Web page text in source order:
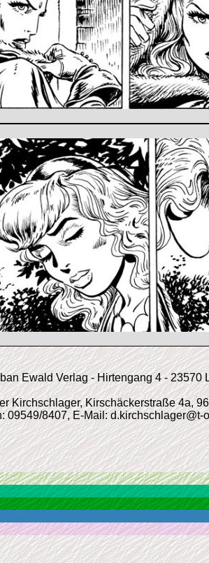
Ewald Verlag - Hirtengang 4 - 23570
Kirchschlager, Kirschäckerstraße 4a,
09549/8407, E-Mail: d.kirchschlager@t-